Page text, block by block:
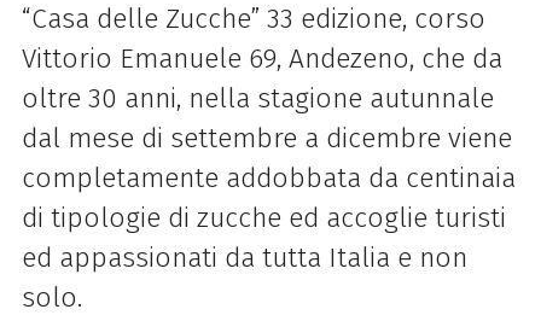
“Casa delle Zucche” 33 edizione, corso
Vittorio Emanuele 69, Andezeno, che da
oltre 30 anni, nella stagione autunnale
dal mese di settembre a dicembre viene
completamente addobbata da centinaia
di tipologie di zucche ed accoglie turisti
ed appassionati da tutta Italia e non
solo.